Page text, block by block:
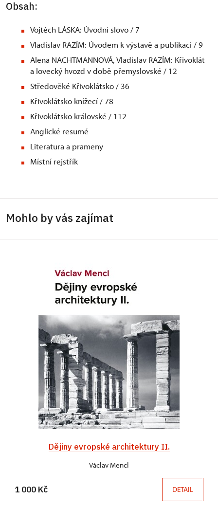
Obsah:
Vojtěch LÁSKA: Úvodní slovo / 7
Vladislav RAZÍM: Úvodem k výstavě a publikaci / 9
Alena NACHTMANNOVÁ, Vladislav RAZÍM: Křivoklát
a lovecký hvozd v době přemyslovské / 12
Středověké Křivoklátsko / 36
Křivoklátsko knížecí / 78
Křivoklátsko královské / 112
Anglické resumé
Literatura a prameny
Místní rejstřík
Mohlo by vás zajímat
Dějiny evropské architektury II.
Václav Mencl
1 000 Kč DETAIL